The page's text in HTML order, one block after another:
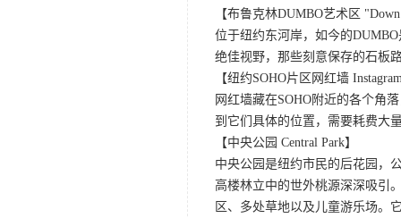
【布鲁克林DUMBO艺术区
位于纽约东河岸，如今的
绝佳视野，那些刻意保存的石板
【纽约SOHO片区网红墙
网红墙藏在SOHO附近的各个角
到它们具体的位置，需要耗费大
【中央公园 Central Park】
中央公园是纽约市民的后花园，
高楼林立中的世外桃源深深吸引
区、多处草地以及儿童游乐场。